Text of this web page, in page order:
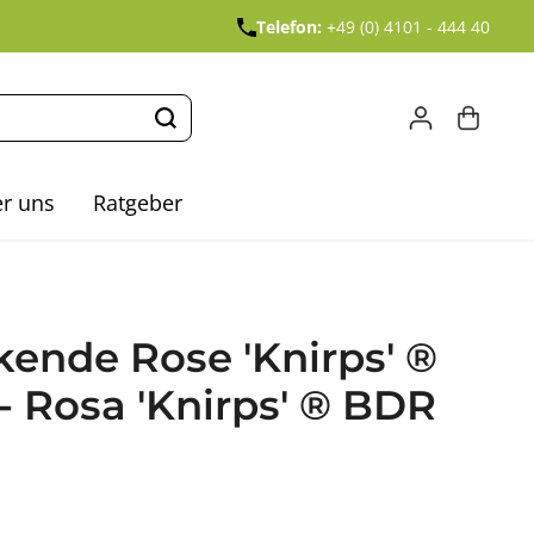
Telefon: +49 (0) 4101 - 444 40
uns Ratgeber
Rose 'Knirps' ®
Rosa 'Knirps' ® BDR